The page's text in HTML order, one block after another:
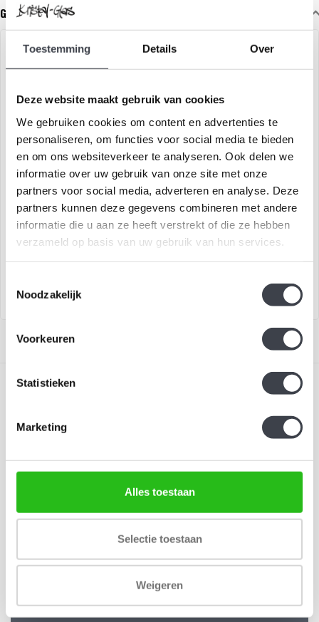
Toestemming Details Over
Deze website maakt gebruik van cookies
We gebruiken cookies om content en advertenties te
personaliseren, om functies voor social media te bieden
en om ons websiteverkeer te analyseren. Ook delen we
informatie over uw gebruik van onze site met onze
partners voor social media, adverteren en analyse. Deze
partners kunnen deze gegevens combineren met andere
informatie die u aan ze heeft verstrekt of die ze hebben
verzameld op basis van uw gebruik van hun services.
Noodzakelijk
Voorkeuren
Statistieken
Marketing
Alles toestaan
Selectie toestaan
Weigeren
Gerelateerde glaskunst
Glazen boek
Glazen boek van Nederlands
fabricaat
€149,00
Glazen Boekje met Messing
Omslag – Limited Edition
Glazen boek van Nederlands
fabricaat
€299,00
Schrijf je in voor onze nieuwsbrief
Abonneer
Kristal-Glas Leerdam